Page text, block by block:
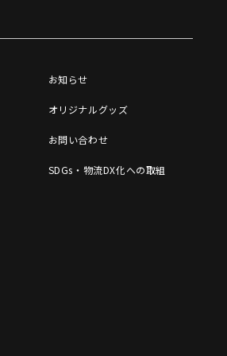
お知らせ
オリジナルグッズ
お問い合わせ
SDGs・物流DX化への取組